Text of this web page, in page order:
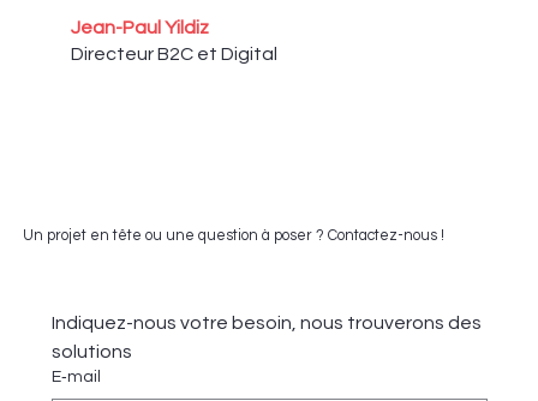
Jean-Paul Yildiz
Directeur B2C et Digital
Indiquez-nous votre besoin, nous trouverons des
solutions
E‑mail
Un projet en tête ou une question à poser ? Contactez-nous !